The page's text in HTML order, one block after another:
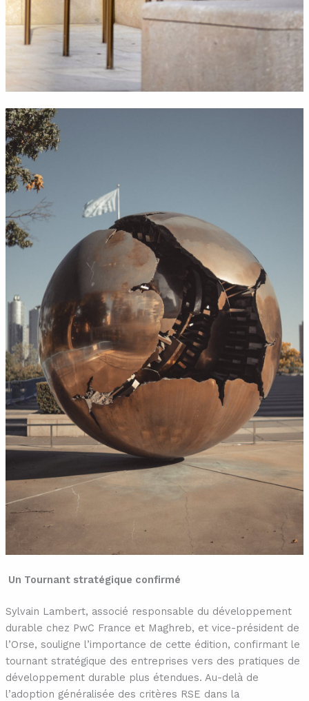
Un Tournant stratégique confirmé
Sylvain Lambert, associé responsable du développement
durable chez PwC France et Maghreb, et vice-président de
l’Orse, souligne l’importance de cette édition, confirmant le
tournant stratégique des entreprises vers des pratiques de
développement durable plus étendues. Au-delà de
l’adoption généralisée des critères RSE dans la